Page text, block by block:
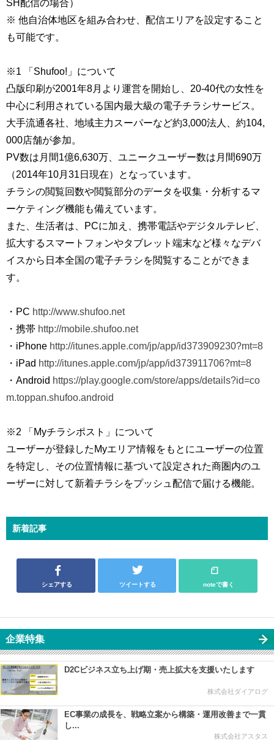
SH配信の場合）
※ 他自治体地区を組み合わせ、配信エリアを設定すること
も可能です。
※1 「Shufoo!」について
凸版印刷が2001年8月より運営を開始し、20-40代の女性を
中心に利用されている国内最大級の電子チラシサービス。
大手流通各社、地域主力スーパーなど約3,000法人、約104,
000店舗が参加。
PV数は月間1億6,630万、ユニークユーザー数は月間690万
（2014年10月31日現在）となっています。
チラシの閲覧回数や閲覧部分のデータを収集・分析するマ
ーケティング機能も備えています。
また、生活者は、PCに加え、携帯電話やデジタルテレビ、
拡大するスマートフォンやタブレット端末など様々なデバ
イスから日本全国の電子チラシを閲覧することができま
す。
・PC http://www.shufoo.net
・携帯 http://mobile.shufoo.net
・iPhone http://itunes.apple.com/jp/app/id373909230?mt=8
・iPad http://itunes.apple.com/jp/app/id373911706?mt=8
・Android https://play.google.com/store/apps/details?id=co
m.toppan.shufoo.android
※2 「Myチラシポスト」について
ユーザーが登録したMyエリア情報をもとにユーザーの位置
を特定し、その位置情報に基づいて設定された商圏内のユ
ーザーに対して新着チラシをプッシュ配信で届ける機能。
新着記事
シェアする ツイートする noteで書く
企業特集
D2Cビジネス立ち上げ期・売上拡大を支援いたします
株式会社ダイアログ
EC事業の成長を、戦略立案から構築・運用改善まで一貫
し...
株式会社アスタス